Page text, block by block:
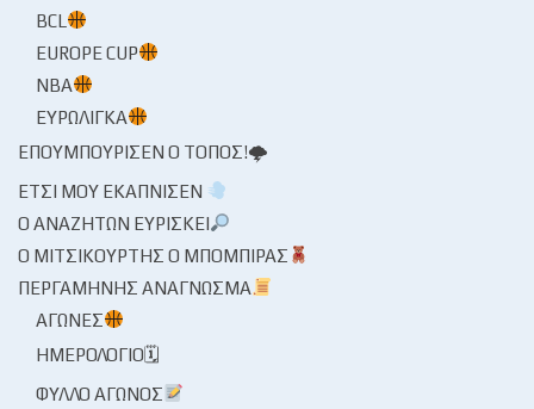
BCL
EUROPE CUP
NBA
ΕΥΡΩΛΊΓΚΑ
ΕΠΟΥΜΠΟΎΡΙΣΕΝ Ο ΤΌΠΟΣ!🌩
ΈΤΣΙ ΜΟΥ ΕΚΆΠΝΙΣΕΝ
Ο ΑΝΑΖΗΤΏΝ ΕΥΡΊΣΚΕΙ
Ο ΜΙΤΣΙΚΟΥΡΤΉΣ Ο ΜΠΌΜΠΙΡΑΣ
ΠΕΡΓΑΜΗΝΉΣ ΑΝΆΓΝΩΣΜΑ
ΑΓΏΝΕΣ
ΗΜΕΡΟΛΌΓΙΟ🗓
ΦΎΛΛΟ ΑΓΏΝΟΣ